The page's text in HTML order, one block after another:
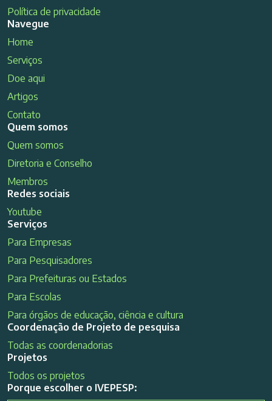
Política de privacidade
Navegue
Home
Serviços
Doe aqui
Artigos
Contato
Quem somos
Quem somos
Diretoria e Conselho
Membros
Redes sociais
Youtube
Serviços
Para Empresas
Para Pesquisadores
Para Prefeituras ou Estados
Para Escolas
Para órgãos de educação, ciência e cultura
Coordenação de Projeto de pesquisa
Todas as coordenadorias
Projetos
Todos os projetos
Porque escolher o IVEPESP: